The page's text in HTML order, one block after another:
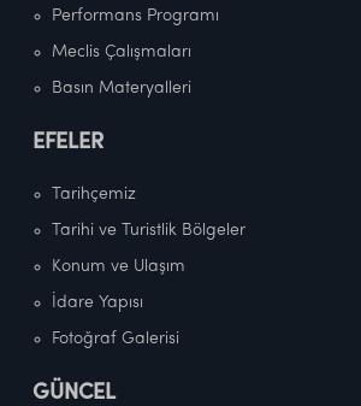
Performans Programı
Meclis Çalışmaları
Basın Materyalleri
EFELER
Tarihçemiz
Tarihi ve Turistlik Bölgeler
Konum ve Ulaşım
İdare Yapısı
Fotoğraf Galerisi
GÜNCEL